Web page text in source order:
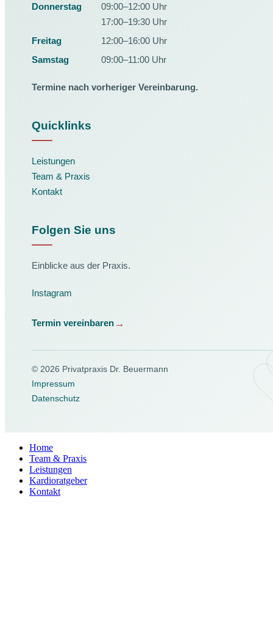
Donnerstag
09:00–12:00 Uhr
17:00–19:30 Uhr
Freitag
12:00–16:00 Uhr
Samstag
09:00–11:00 Uhr
Termine nach vorheriger Vereinbarung.
Quicklinks
Leistungen
Team & Praxis
Kontakt
Folgen Sie uns
Einblicke aus der Praxis.
Instagram
Termin vereinbaren
© 2026 Privatpraxis Dr. Beuermann
Impressum
Datenschutz
Home
Team & Praxis
Leistungen
Kardioratgeber
Kontakt